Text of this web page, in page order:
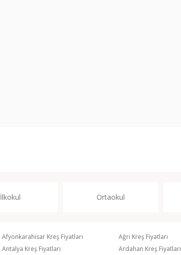
İlkokul Ortaokul
Afyonkarahisar Kreş Fiyatları Ağrı Kreş Fiyatları
Antalya Kreş Fiyatları Ardahan Kreş Fiyatları